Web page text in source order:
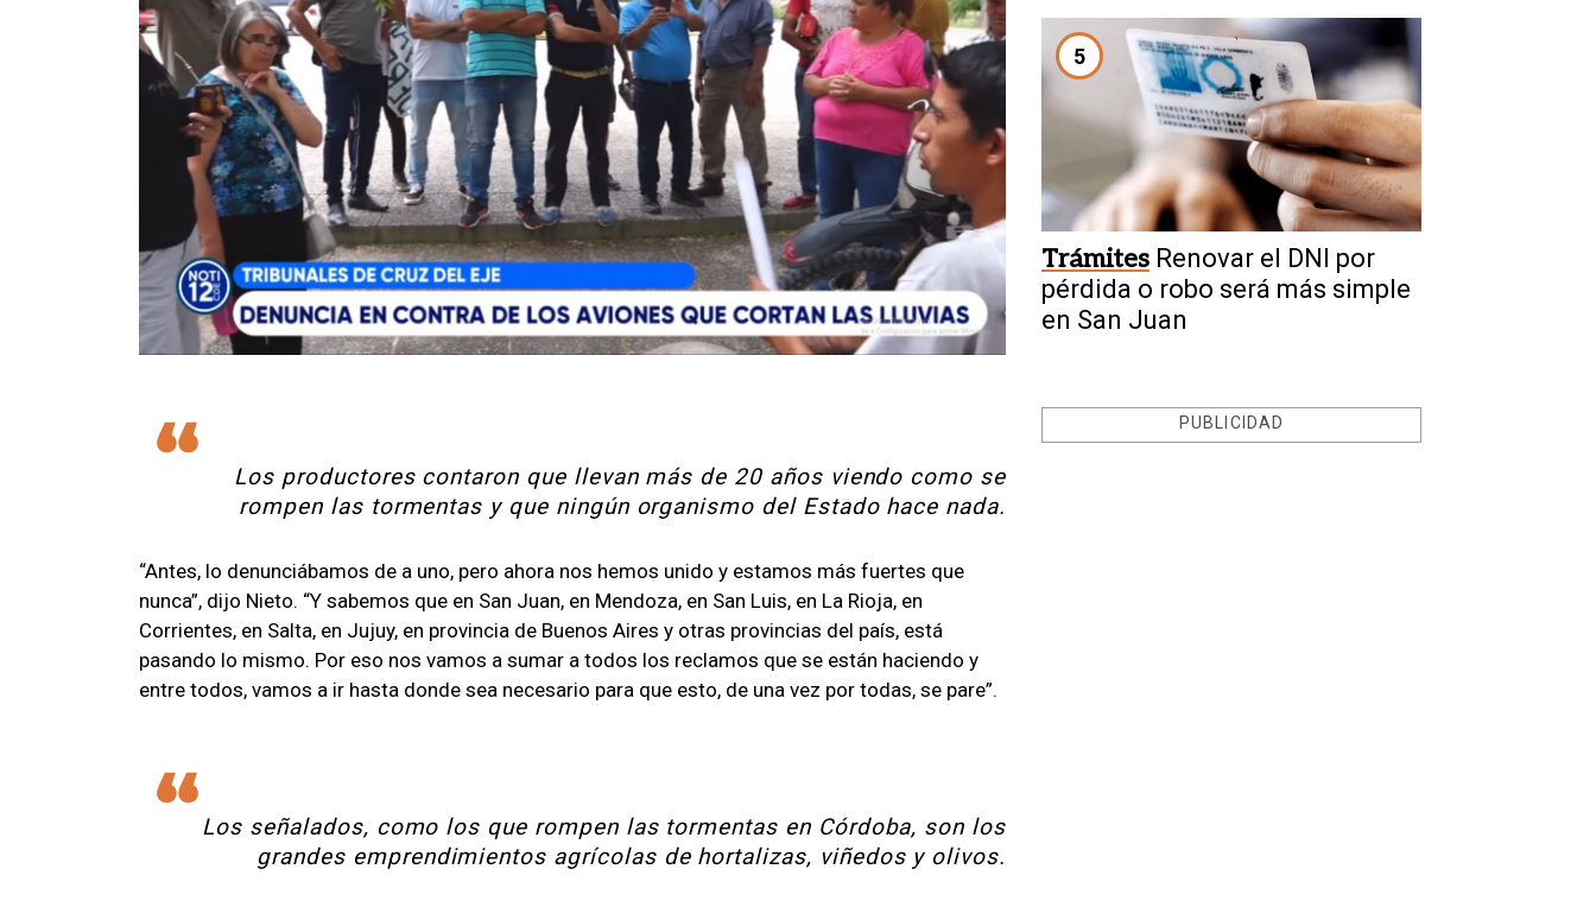
Los productores contaron que llevan más de 20 años viendo como se
rompen las tormentas y que ningún organismo del Estado hace nada.
“Antes, lo denunciábamos de a uno, pero ahora nos hemos unido y estamos más fuertes que
nunca”, dijo Nieto. “Y sabemos que en San Juan, en Mendoza, en San Luis, en La Rioja, en
Corrientes, en Salta, en Jujuy, en provincia de Buenos Aires y otras provincias del país, está
pasando lo mismo. Por eso nos vamos a sumar a todos los reclamos que se están haciendo y
entre todos, vamos a ir hasta donde sea necesario para que esto, de una vez por todas, se pare”.
Los señalados, como los que rompen las tormentas en Córdoba, son los
grandes emprendimientos agrícolas de hortalizas, viñedos y olivos.
5
Trámites Renovar el DNI por
pérdida o robo será más simple
en San Juan
PUBLICIDAD